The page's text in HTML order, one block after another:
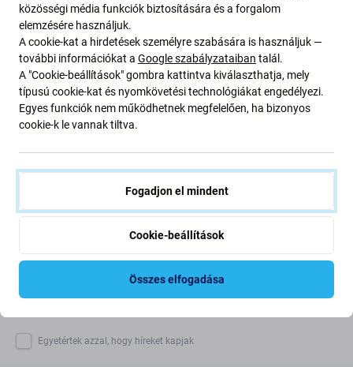
Bolygónk védelme érdekében folyamatosan javítjuk szén-
dioxid-kibocsátásunkat. Olvasson többet arról, hogyan
alakítjuk át folyamatainkat a szénlábnyomunk
csökkentése érdekében.
További információ
Newsletter Fix
Iratkozzon fel, hogy rendszeresen tájékoztatást kapjon az
ajánlatunkról szóló kedvezményekről és hírekről. Ugyanakkor
ennek az űrlapnak a benyújtásával megerősítem, hogy több mint
Egyetértek azzal, hogy híreket kapjak
közösségi média funkciók biztosítására és a forgalom
elemzésére használjuk.
A cookie-kat a hirdetések személyre szabására is használjuk —
további információkat a Google szabályzataiban talál.
A "Cookie-beállítások" gombra kattintva kiválaszthatja, mely
típusú cookie-kat és nyomkövetési technológiákat engedélyezi.
Egyes funkciók nem működhetnek megfelelően, ha bizonyos
cookie-k le vannak tiltva.
Fogadjon el mindent
Cookie-beállítások
Összes elfogadása